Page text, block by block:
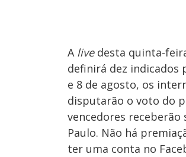
A livedesta quinta-
definirá dez indicados
e 8 de agosto, os
disputarão o voto do
vencedores
Paulo. Não há
ter uma conta no